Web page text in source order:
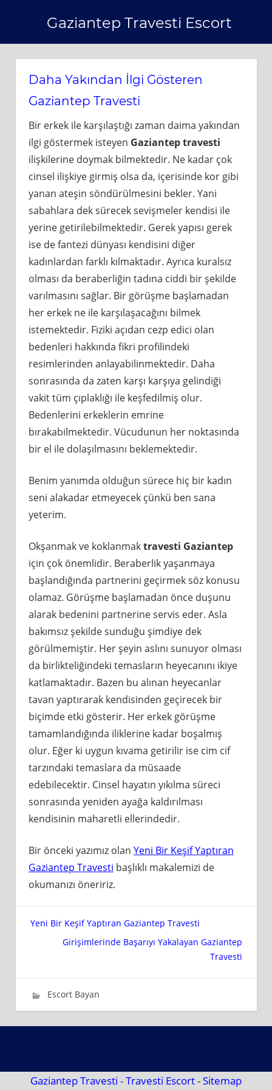
content
Gaziantep Travesti Escort
Daha Yakından İlgi Gösteren
Gaziantep Travesti
Bir erkek ile karşılaştığı zaman daima yakından
ilgi göstermek isteyen Gaziantep travesti
ilişkilerine doymak bilmektedir. Ne kadar çok
cinsel ilişkiye girmiş olsa da, içerisinde kor gibi
yanan ateşin söndürülmesini bekler. Yani
sabahlara dek sürecek sevişmeler kendisi ile
yerine getirilebilmektedir. Gerek yapısı gerek
ise de fantezi dünyası kendisini diğer
kadınlardan farklı kılmaktadır. Ayrıca kuralsız
olması da beraberliğin tadına ciddi bir şekilde
varılmasını sağlar. Bir görüşme başlamadan
her erkek ne ile karşılaşacağını bilmek
istemektedir. Fiziki açıdan cezp edici olan
bedenleri hakkında fikri profilindeki
resimlerinden anlayabilinmektedir. Daha
sonrasında da zaten karşı karşıya gelindiği
vakit tüm çıplaklığı ile keşfedilmiş olur.
Bedenlerini erkeklerin emrine
bırakabilmektedir. Vücudunun her noktasında
bir el ile dolaşılmasını beklemektedir.
Benim yanımda olduğun sürece hiç bir kadın
seni alakadar etmeyecek çünkü ben sana
yeterim.
Okşanmak ve koklanmaktravesti Gaziantep
için çok önemlidir. Beraberlik yaşanmaya
başlandığında partnerini geçirmek söz konusu
olamaz. Görüşme başlamadan önce duşunu
alarak bedenini partnerine servis eder. Asla
bakımsız şekilde sunduğu şimdiye dek
görülmemiştir. Her şeyin aslını sunuyor olması
da birlikteliğindeki temasların heyecanını ikiye
katlamaktadır. Bazen bu alınan heyecanlar
tavan yaptırarak kendisinden geçirecek bir
biçimde etki gösterir. Her erkek görüşme
tamamlandığında iliklerine kadar boşalmış
olur. Eğer ki uygun kıvama getirilir ise cim cif
tarzındaki temaslara da müsaade
edebilecektir. Cinsel hayatın yıkılma süreci
sonrasında yeniden ayağa kaldırılması
kendisinin maharetli ellerindedir.
Bir önceki yazımız olan Yeni Bir Keşif Yaptıran
Gaziantep Travesti başlıklı makalemizi de
okumanızı öneririz.
Yazı
gezinmesi
Yeni Bir Keşif Yaptıran Gaziantep Travesti
Girişimlerinde Başarıyı Yakalayan Gaziantep
Travesti
Haziran 6, 2019
wpadmin_637ca3
Escort Bayan
Gaziantep Travesti -Travesti Escort-Sitemap